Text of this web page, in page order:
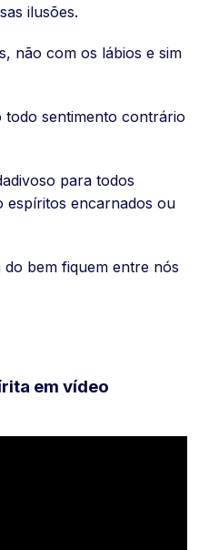
ilusões.
não com os lábios e sim
todo sentimento contrário
para todos
espíritos encarnados ou
bem fiquem entre nós
em vídeo